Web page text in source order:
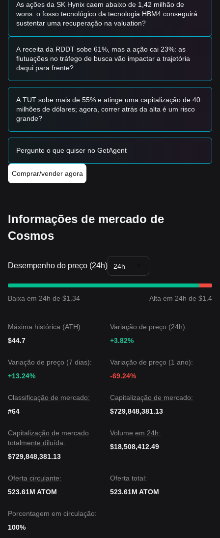
As ações da SK Hynix caem abaixo de 1,42 milhão de
wons: o fosso tecnológico da tecnologia HBM4 conseguirá
sustentar uma recuperação na valuation?
A receita da RDDT sobe 61%, mas a ação cai 23%: as
flutuações no tráfego de busca vão impactar a trajetória
daqui para frente?
A TUT sobe mais de 55% e atinge uma capitalização de 40
milhões de dólares; agora, correr atrás da alta é um risco
grande?
Pergunte o que quiser no GetAgent
Comprar/vender agora
Informações de mercado de
Cosmos
Desempenho do preço (24h) 24h
Baixa em 24h de $1.34 Alta em 24h de $1.4
Máxima histórica (ATH):
$44.7
Variação de preço (24h):
+3.82%
Variação de preço (7 dias):
+13.24%
Variação de preço (1 ano):
-69.24%
Classificação de mercado:
#64
Capitalização de mercado:
$729,848,381.13
Capitalização de mercado
totalmente diluída:
$729,848,381.13
Volume em 24h:
$18,508,412.49
Oferta circulante:
523.61M ATOM
Oferta total:
523.61M ATOM
Porcentagem em circulação:
100%